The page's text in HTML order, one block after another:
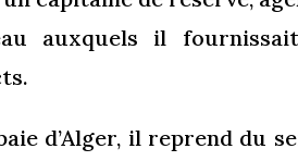
auxquels il
d’Alger, il reprend du